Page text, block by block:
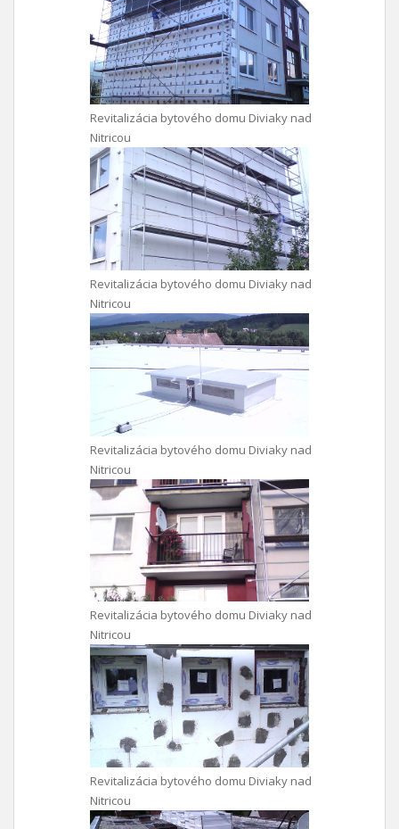
Revitalizácia bytového domu Diviaky nad
Nitricou
Revitalizácia bytového domu Diviaky nad
Nitricou
Revitalizácia bytového domu Diviaky nad
Nitricou
Revitalizácia bytového domu Diviaky nad
Nitricou
Revitalizácia bytového domu Diviaky nad
Nitricou